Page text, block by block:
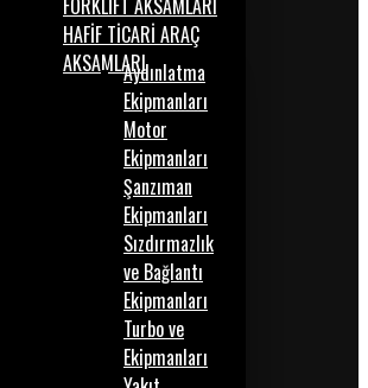
FORKLİFT AKSAMLARI
HAFİF TİCARİ ARAÇ
AKSAMLARIAydınlatma
Ekipmanları
Motor
Ekipmanları
Şanzıman
Ekipmanları
Sızdırmazlık
ve Bağlantı
Ekipmanları
Turbo ve
Ekipmanları